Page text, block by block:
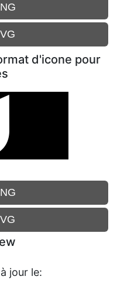
d'icone pour
jour le: